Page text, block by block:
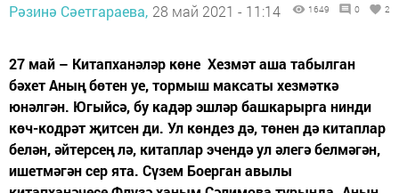
Рәзинә Сәетгараева, 28 май 2021 - 11:14 1649 0 2
27 май – Китапханәләр көне Хезмәт аша табылган
бәхет Аның бөтен уе, тормыш максаты хезмәткә
юнәлгән. Югыйсә, бу кадәр эшләр башкарырга нинди
көч-кодрәт җитсен ди. Ул көндез дә, төнен дә китаплар
белән, әйтерсең лә, китаплар эчендә ул әлегә белмәгән,
ишетмәгән сер ята. Сүзем Боерган авылы